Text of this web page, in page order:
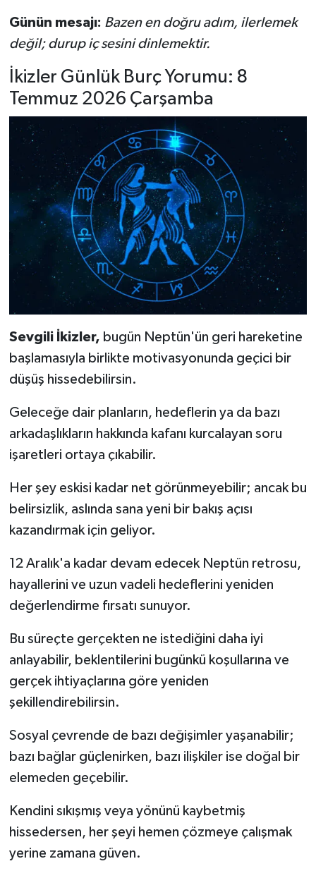
Günün mesajı: Bazen en doğru adım, ilerlemek
değil; durup iç sesini dinlemektir.
İkizler Günlük Burç Yorumu: 8
Temmuz 2026 Çarşamba
Sevgili İkizler, bugün Neptün'ün geri hareketine
başlamasıyla birlikte motivasyonunda geçici bir
düşüş hissedebilirsin.
Geleceğe dair planların, hedeflerin ya da bazı
arkadaşlıkların hakkında kafanı kurcalayan soru
işaretleri ortaya çıkabilir.
Her şey eskisi kadar net görünmeyebilir; ancak bu
belirsizlik, aslında sana yeni bir bakış açısı
kazandırmak için geliyor.
12 Aralık'a kadar devam edecek Neptün retrosu,
hayallerini ve uzun vadeli hedeflerini yeniden
değerlendirme fırsatı sunuyor.
Bu süreçte gerçekten ne istediğini daha iyi
anlayabilir, beklentilerini bugünkü koşullarına ve
gerçek ihtiyaçlarına göre yeniden
şekillendirebilirsin.
Sosyal çevrende de bazı değişimler yaşanabilir;
bazı bağlar güçlenirken, bazı ilişkiler ise doğal bir
elemeden geçebilir.
Kendini sıkışmış veya yönünü kaybetmiş
hissedersen, her şeyi hemen çözmeye çalışmak
yerine zamana güven.